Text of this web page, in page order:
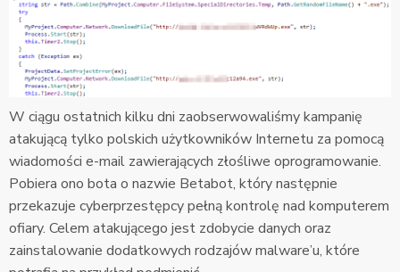
W ciągu ostatnich kilku dni zaobserwowaliśmy kampanię
atakującą tylko polskich użytkowników Internetu za pomocą
wiadomości e-mail zawierających złośliwe oprogramowanie.
Pobiera ono bota o nazwie Betabot, który następnie
przekazuje cyberprzestępcy pełną kontrolę nad komputerem
ofiary. Celem atakującego jest zdobycie danych oraz
zainstalowanie dodatkowych rodzajów malware’u, które